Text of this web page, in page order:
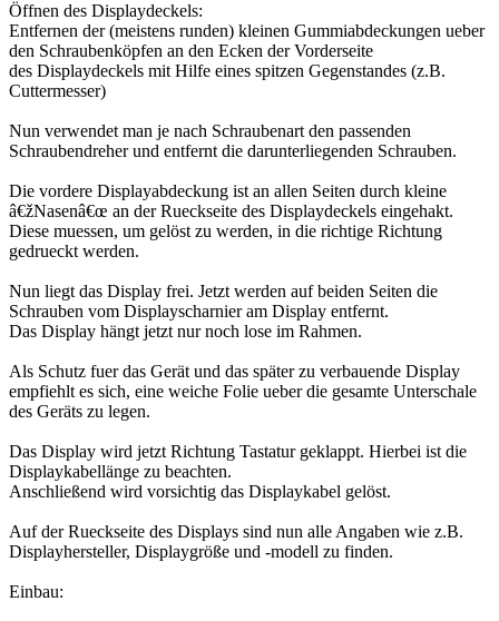
Öffnen des Displaydeckels:
Entfernen der (meistens runden) kleinen Gummiabdeckungen ueber
den Schraubenköpfen an den Ecken der Vorderseite
des Displaydeckels mit Hilfe eines spitzen Gegenstandes (z.B.
Cuttermesser)
Nun verwendet man je nach Schraubenart den passenden
Schraubendreher und entfernt die darunterliegenden Schrauben.
Die vordere Displayabdeckung ist an allen Seiten durch kleine
â€žNasenâ€œ an der Rueckseite des Displaydeckels eingehakt.
Diese muessen, um gelöst zu werden, in die richtige Richtung
gedrueckt werden.
Nun liegt das Display frei. Jetzt werden auf beiden Seiten die
Schrauben vom Displayscharnier am Display entfernt.
Das Display hängt jetzt nur noch lose im Rahmen.
Als Schutz fuer das Gerät und das später zu verbauende Display
empfiehlt es sich, eine weiche Folie ueber die gesamte Unterschale
des Geräts zu legen.
Das Display wird jetzt Richtung Tastatur geklappt. Hierbei ist die
Displaykabellänge zu beachten.
Anschließend wird vorsichtig das Displaykabel gelöst.
Auf der Rueckseite des Displays sind nun alle Angaben wie z.B.
Displayhersteller, Displaygröße und -modell zu finden.
Einbau: